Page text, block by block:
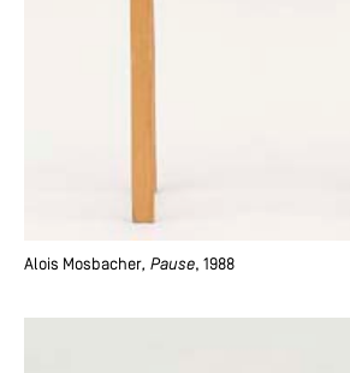
Alois Mosbacher, Pause, 1988